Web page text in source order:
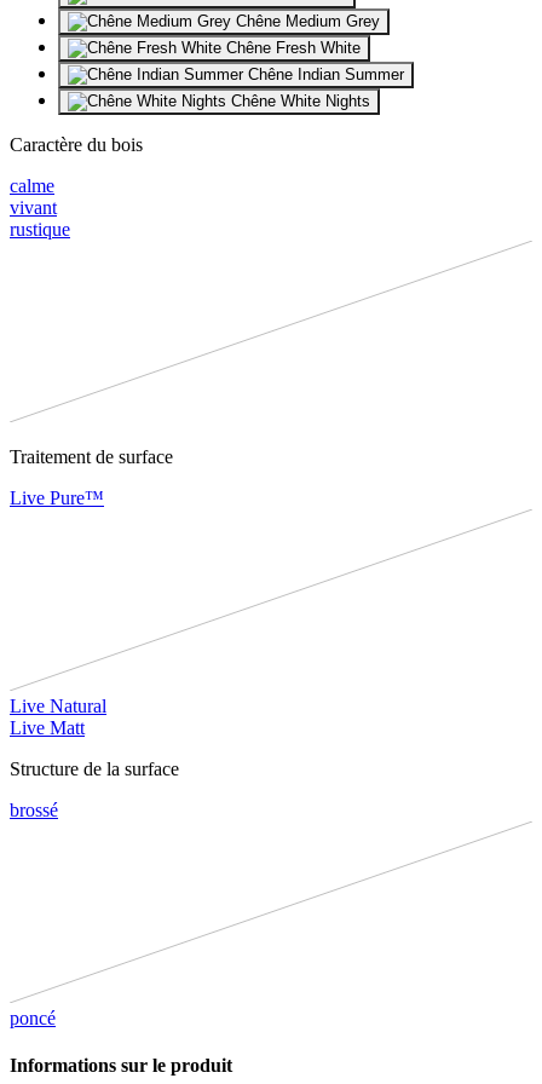
Chêne Medium Grey
Chêne Fresh White
Chêne Indian Summer
Chêne White Nights
Caractère du bois
calme
vivant
rustique
Traitement de surface
Live Pure™
Live Natural
Live Matt
Structure de la surface
brossé
poncé
Informations sur le produit